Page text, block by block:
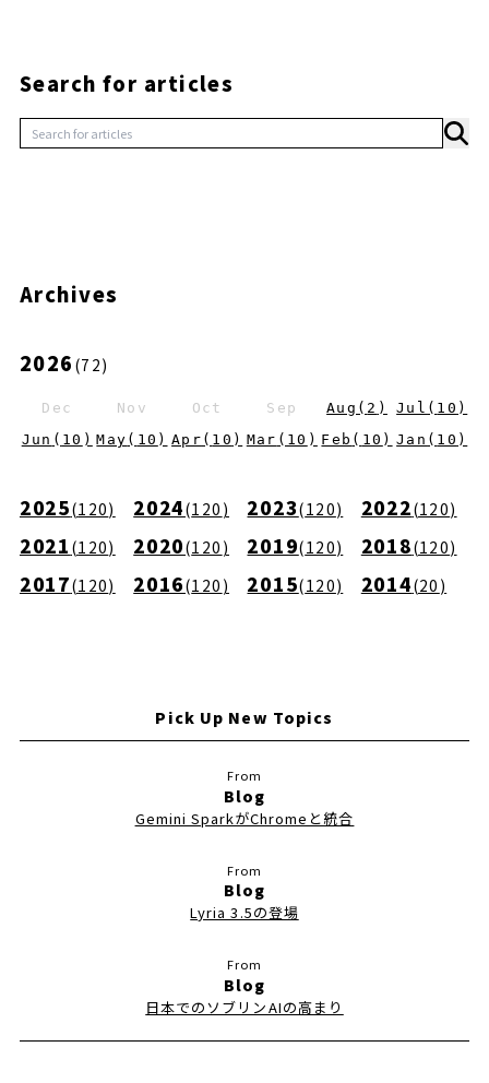
Search for articles
Archives
2026 (72)
Dec Nov Oct Sep Aug ( 2 ) Jul ( 10 )
Jun ( 10 ) May ( 10 ) Apr ( 10 ) Mar ( 10 ) Feb ( 10 ) Jan ( 10 )
2025(120) 2024(120 ) 2023(120) 2022(120)
2021 (120) 2020(120 ) 2019(120) 2018(120)
2017(120) 2016(120 ) 2015(120) 2014(20 )
Pick Up New Topics
Blog
Gemini SparkがChromeと統合
Blog
Lyria 3.5の登場
Blog
日本でのソブリンAIの高まり